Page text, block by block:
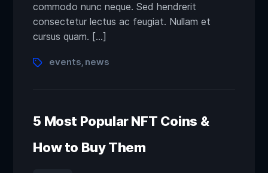
commodo nunc neque. Sed hendrerit
consectetur lectus ac feugiat. Nullam et
cursus quam. […]
events news
5 Most Popular NFT Coins &
How to Buy Them